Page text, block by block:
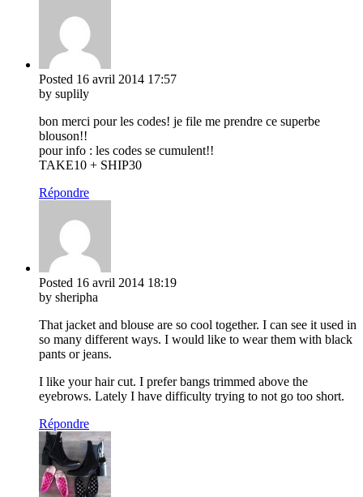
Posted 16 avril 2014 17:57
by suplily
bon merci pour les codes! je file me prendre ce superbe
blouson!!
pour info : les codes se cumulent!!
TAKE10 + SHIP30
Répondre
Posted 16 avril 2014 18:19
by sheripha
That jacket and blouse are so cool together. I can see it used in
so many different ways. I would like to wear them with black
pants or jeans.
I like your hair cut. I prefer bangs trimmed above the
eyebrows. Lately I have difficulty trying to not go too short.
Répondre